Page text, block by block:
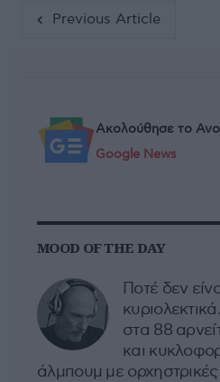
Previous Article
Ακολούθησε το
Google News
MOOD OF THE DAY
Ποτέ δεν
στα 88
και
άλμπουμ με ορχηστρικές